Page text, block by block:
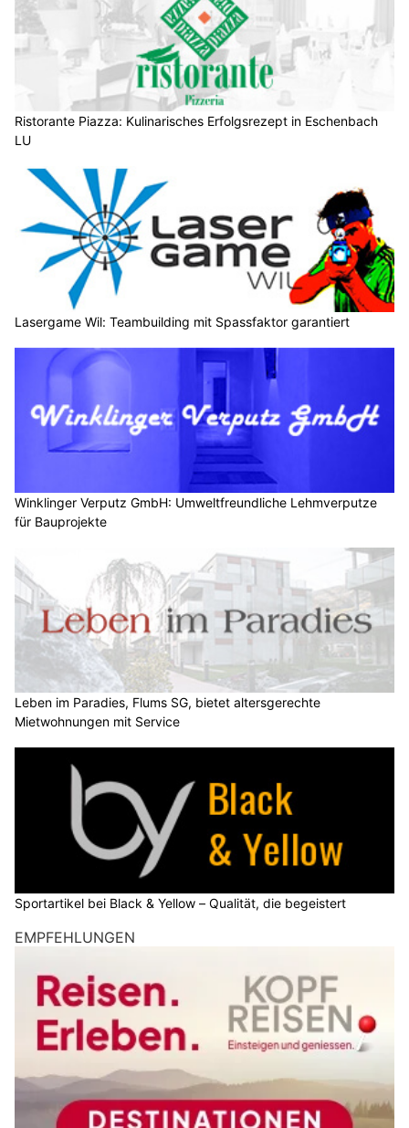
Ristorante Piazza: Kulinarisches Erfolgsrezept in Eschenbach
LU
Lasergame Wil: Teambuilding mit Spassfaktor garantiert
Winklinger Verputz GmbH: Umweltfreundliche Lehmverputze
für Bauprojekte
Leben im Paradies, Flums SG, bietet altersgerechte
Mietwohnungen mit Service
Sportartikel bei Black & Yellow – Qualität, die begeistert
EMPFEHLUNGEN